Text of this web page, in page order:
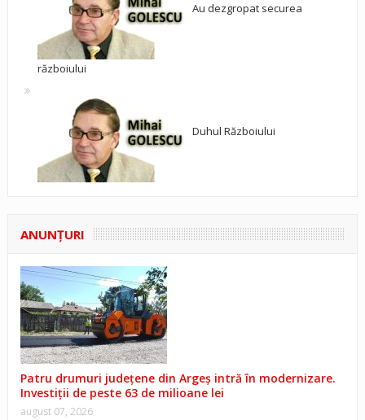
Au dezgropat securea
războiului
Duhul Războiului
ANUNŢURI
Patru drumuri județene din Argeș intră în modernizare.
Investiții de peste 63 de milioane lei
august 07, 2026